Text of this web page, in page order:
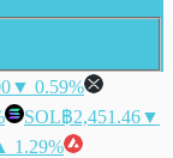
▼ 0.59%
SOL฿2,451.46▼
1.29%